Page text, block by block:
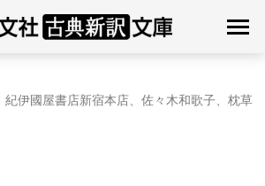
伊國屋書店新宿本店、佐々木和歌子、枕草